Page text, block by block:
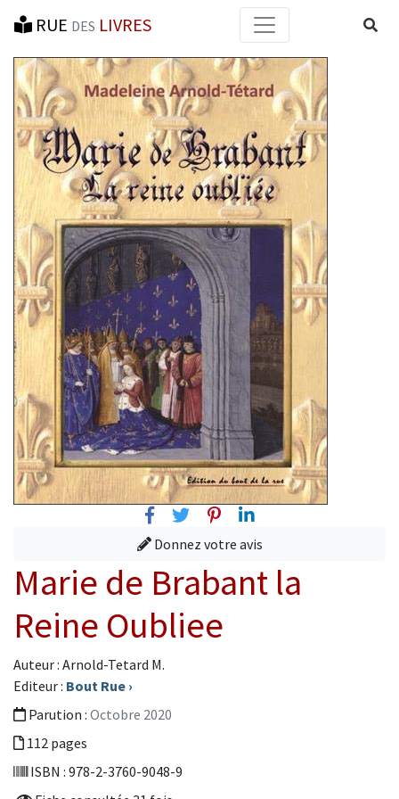
RUE DES LIVRES
FacebookTwitterPinterest
Linkedin
Donnez votre avis
Marie de Brabant la
Reine Oubliee
Auteur : Arnold-Tetard M.
Editeur : Bout Rue ›
Parution : Octobre 2020
112 pages
ISBN : 978-2-3760-9048-9